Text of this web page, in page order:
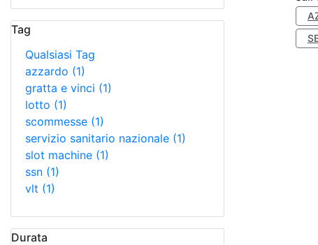
Tag
Qualsiasi Tag
azzardo (1)
gratta e vinci (1)
lotto (1)
scommesse (1)
servizio sanitario nazionale (1)
slot machine (1)
ssn (1)
vlt (1)
Durata